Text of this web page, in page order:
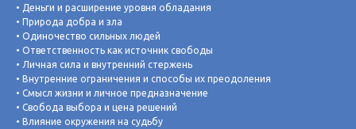
• Деньги и расширение уровня обладания
• Природа добра и зла
• Одиночество сильных людей
• Ответственность как источник свободы
• Личная сила и внутренний стержень
• Внутренние ограничения и способы их преодоления
• Смысл жизни и личное предназначение
• Свобода выбора и цена решений
• Влияние окружения на судьбу